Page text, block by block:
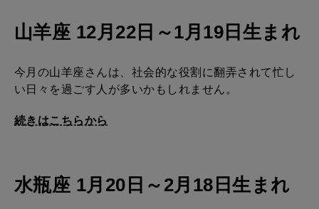
山羊座 12月22日～1月19日生まれ
今月の山羊座さんは、社会的な役割に翻弄されて忙し
い日々を過ごす人が多いかもしれません。
続きはこちらから
水瓶座 1月20日～2月18日生まれ